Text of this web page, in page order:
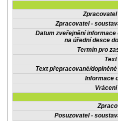
Zpracovatel -
Datum zveřejnění informace
na úřední desce
Termín pro
Text přepracované/
Informace
Posuzovatel -